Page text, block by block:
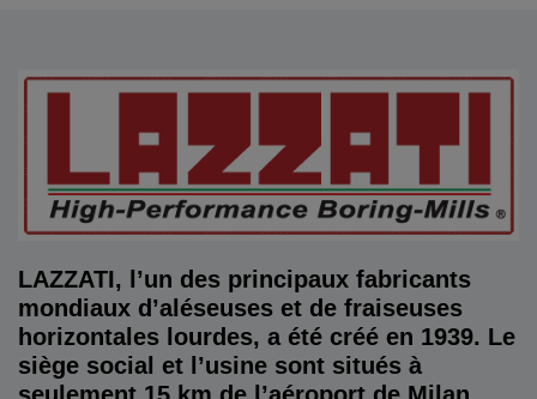
LAZZATI, l’un des principaux fabricants
mondiaux d’aléseuses et de fraiseuses
horizontales lourdes, a été créé en 1939. Le
siège social et l’usine sont situés à